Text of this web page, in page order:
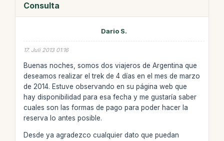
Consulta
Dario S.
17. Juli 2013 01:16
Buenas noches, somos dos viajeros de Argentina que
deseamos realizar el trek de 4 días en el mes de marzo
de 2014. Estuve observando en su página web que
hay disponibilidad para esa fecha y me gustaría saber
cuales son las formas de pago para poder hacer la
reserva lo antes posible.
Desde ya agradezco cualquier dato que puedan